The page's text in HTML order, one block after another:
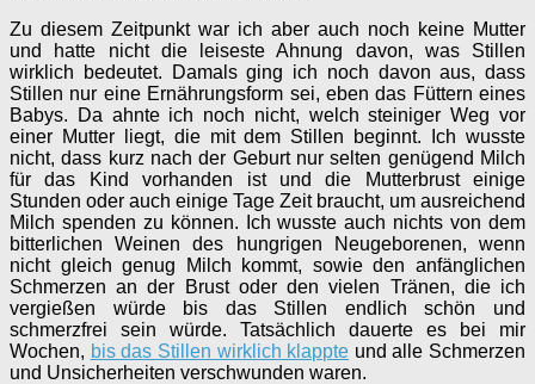
Zu diesem Zeitpunkt war ich aber auch noch keine Mutter
und hatte nicht die leiseste Ahnung davon, was Stillen
wirklich bedeutet. Damals ging ich noch davon aus, dass
Stillen nur eine Ernährungsform sei, eben das Füttern eines
Babys. Da ahnte ich noch nicht, welch steiniger Weg vor
einer Mutter liegt, die mit dem Stillen beginnt. Ich wusste
nicht, dass kurz nach der Geburt nur selten genügend Milch
für das Kind vorhanden ist und die Mutterbrust einige
Stunden oder auch einige Tage Zeit braucht, um ausreichend
Milch spenden zu können. Ich wusste auch nichts von dem
bitterlichen Weinen des hungrigen Neugeborenen, wenn
nicht gleich genug Milch kommt, sowie den anfänglichen
Schmerzen an der Brust oder den vielen Tränen, die ich
vergießen würde bis das Stillen endlich schön und
schmerzfrei sein würde. Tatsächlich dauerte es bei mir
Wochen, bis das Stillen wirklich klappte und alle Schmerzen
und Unsicherheiten verschwunden waren.